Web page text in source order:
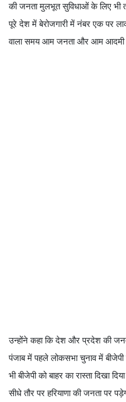
की जनता मुलभूत सुविधाओं के लिए भी
पूरे देश में बेरोजगारी में नंबर एक पर
वाला समय आम जनता और आम आदमी
उन्होंने कहा कि देश और प्रदेश की
पंजाब में पहले लोकसभा चुनाव में
भी बीजेपी को बाहर का रास्ता दिखा
सीधे तौर पर हरियाणा की जनता पर